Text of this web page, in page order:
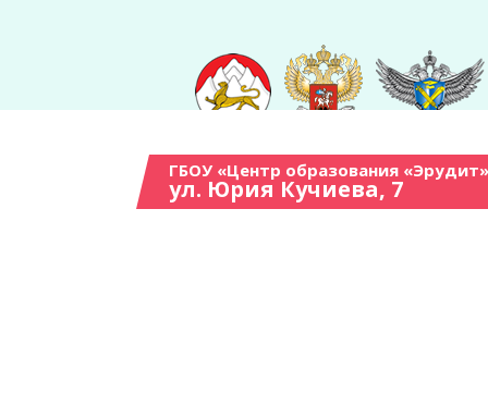
ГБОУ «Центр образования
ул. Юрия Кучиева, 7